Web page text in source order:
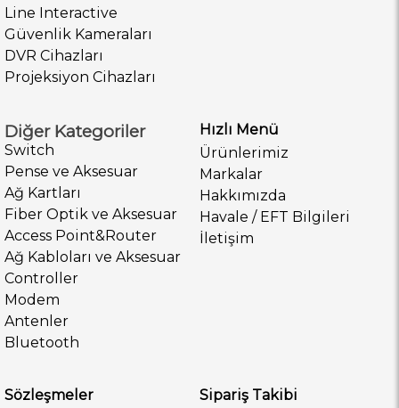
Line Interactive
Güvenlik Kameraları
DVR Cihazları
Projeksiyon Cihazları
Diğer Kategoriler
Switch
Pense ve Aksesuar
Ağ Kartları
Fiber Optik ve Aksesuar
Access Point&Router
Ağ Kabloları ve Aksesuar
Controller
Modem
Antenler
Bluetooth
Hızlı Menü
Ürünlerimiz
Markalar
Hakkımızda
Havale / EFT Bilgileri
İletişim
Sözleşmeler
Sipariş Takibi